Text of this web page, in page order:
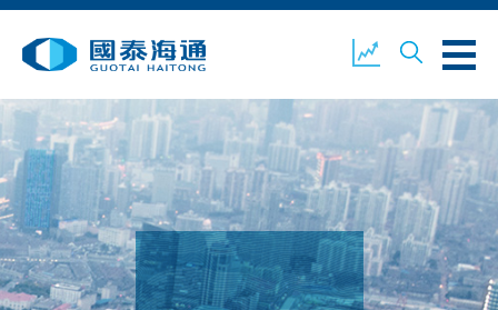
业务概览 公司新闻
环境、社会及企业管治 国泰海通证券 联络我们